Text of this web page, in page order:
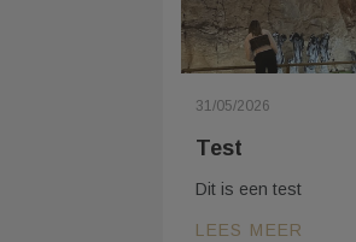
31/05/2026
Test
Dit is een test
LEES MEER